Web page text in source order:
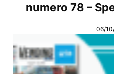
numero 78 –
06/